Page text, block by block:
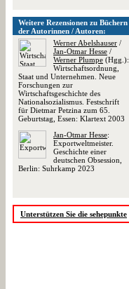
Weitere Rezensionen zu Büchern
der Autorinnen / Autoren:
Werner Abelshauser /
Jan-Otmar Hesse /
Werner Plumpe (Hgg.):
Wirtschaftsordnung,
Staat und Unternehmen. Neue
Forschungen zur
Wirtschaftsgeschichte des
Nationalsozialismus. Festschrift
für Dietmar Petzina zum 65.
Geburtstag, Essen: Klartext 2003
Jan-Otmar Hesse:
Exportweltmeister.
Geschichte einer
deutschen Obsession,
Berlin: Suhrkamp 2023
Unterstützen Sie die sehepunkte